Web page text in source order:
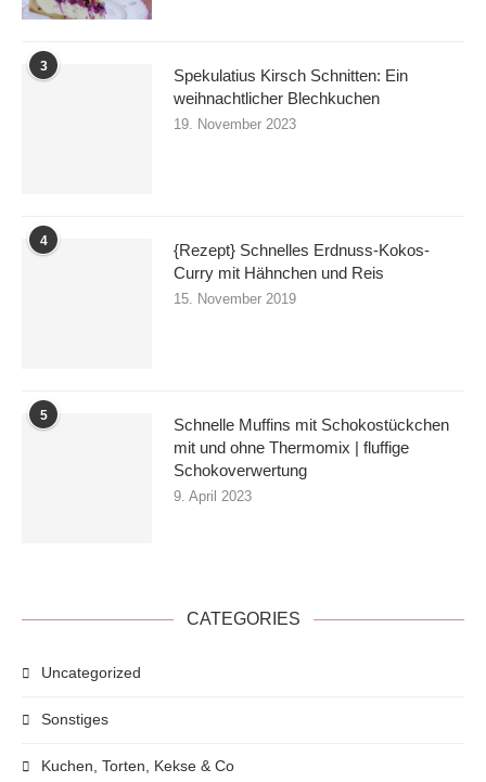
3
Spekulatius Kirsch Schnitten: Ein
weihnachtlicher Blechkuchen
19. November 2023
4
{Rezept} Schnelles Erdnuss-Kokos-
Curry mit Hähnchen und Reis
15. November 2019
5
Schnelle Muffins mit Schokostückchen
mit und ohne Thermomix | fluffige
Schokoverwertung
9. April 2023
CATEGORIES
Uncategorized
Sonstiges
Kuchen, Torten, Kekse & Co